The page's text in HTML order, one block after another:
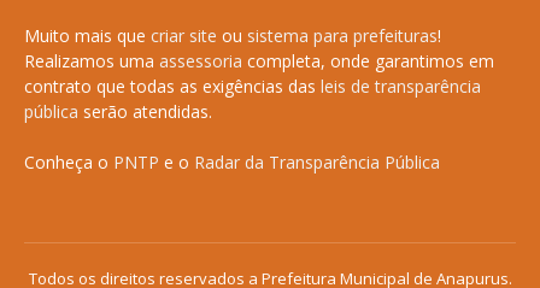
Muito mais que criar site ou sistema para prefeituras!
Realizamos uma assessoria completa, onde garantimos em
contrato que todas as exigências das leis de transparência
pública serão atendidas.
Conheça o PNTP e o Radar da Transparência Pública
Todos os direitos reservados a Prefeitura Municipal de Anapurus.